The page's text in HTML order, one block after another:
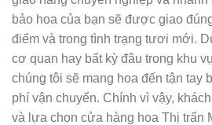
bảo hoa của bạn sẽ được giao
điểm và trong tình trạng tươi mới.
cơ quan hay bất kỳ đâu trong khu
chúng tôi sẽ mang hoa đến tận tay
phí vận chuyển. Chính vì vậy,
và lựa chọn cửa hàng hoa Thị trấn